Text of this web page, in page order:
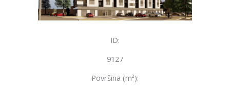
ID:
9127
Površina (m²):